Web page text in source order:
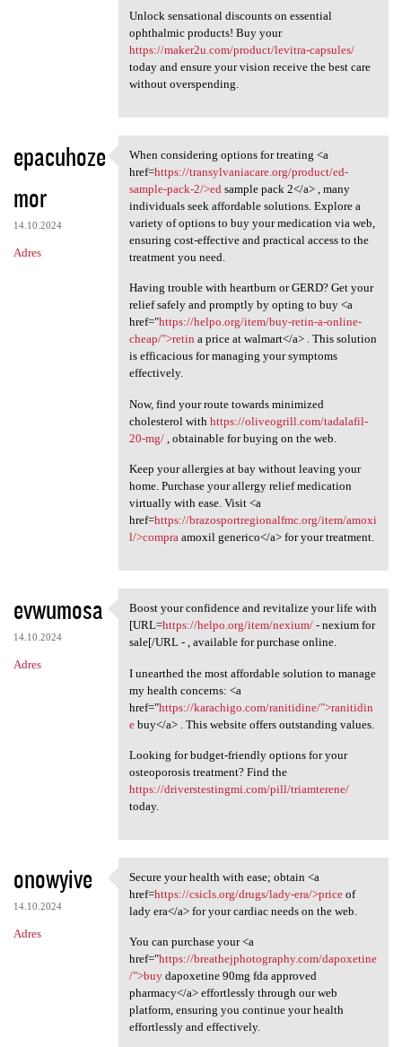
Unlock sensational discounts on essential
ophthalmic products! Buy your
https://maker2u.com/product/levitra-capsules/
today and ensure your vision receive the best care
without overspending.
epacuhoze
mor
14.10.2024
Adres
When considering options for
When considering options for treating <a
href=https://transylvaniacare.org/product/ed-
sample-pack-2/>ed sample pack 2</a> , many
individuals seek affordable solutions. Explore a
variety of options to buy your medication via web,
ensuring cost-effective and practical access to the
treatment you need.
Having trouble with heartburn or GERD? Get your
relief safely and promptly by opting to buy <a
href="https://helpo.org/item/buy-retin-a-online-
cheap/">retin a price at walmart</a> . This solution
is efficacious for managing your symptoms
effectively.
Now, find your route towards minimized
cholesterol with https://oliveogrill.com/tadalafil-
20-mg/, obtainable for buying on the web.
Keep your allergies at bay without leaving your
home. Purchase your allergy relief medication
virtually with ease. Visit <a
href=https://brazosportregionalfmc.org/item/amoxi
l/>compraamoxil generico</a> for your treatment.
evwumosa
14.10.2024
Adres
Boost your confidence and
Boost your confidence and revitalize your life with
[URL=https://helpo.org/item/nexium/- nexium for
sale[/URL - , available for purchase online.
I unearthed the most affordable solution to manage
my health concerns: <a
href="https://karachigo.com/ranitidine/">ranitidin
ebuy</a> . This website offers outstanding values.
Looking for budget-friendly options for your
osteoporosis treatment? Find the
https://driverstestingmi.com/pill/triamterene/
today.
onowyive
14.10.2024
Adres
Secure your health with ease;
Secure your health with ease; obtain <a
href=https://csicls.org/drugs/lady-era/>priceof
lady era</a> for your cardiac needs on the web.
You can purchase your <a
href="https://breathejphotography.com/dapoxetine
/">buydapoxetine 90mg fda approved
pharmacy</a> effortlessly through our web
platform, ensuring you continue your health
effortlessly and effectively.